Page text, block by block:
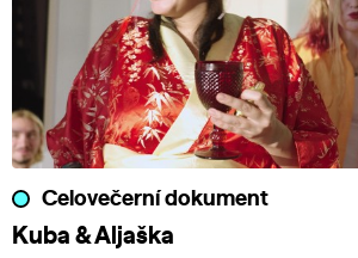
Celovečerní dokument
Kuba & Aljaška